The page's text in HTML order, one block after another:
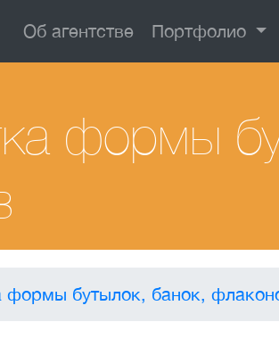
Об агентстве Портфолио
формы
формы бутылок, банок,